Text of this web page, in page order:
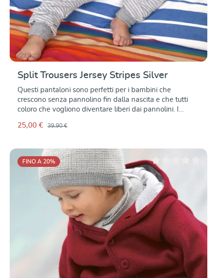
molto morbide e diventano rapidamente molto morbidi
e coccolosi. Buono a sapersi: La canapa può essere
coltivata in modo ecologico senza l'uso di il consumo di
acqua è basso e rende la canapa particolarmente
sostenibile. e la fibra è naturalmente pulita. 2a scelta -
con lievi imperfezioni
Split Trousers Jersey Stripes Silver
Questi pantaloni sono perfetti per i bambini che
crescono senza pannolino fin dalla nascita e che tutti
coloro che vogliono diventare liberi dai pannolini. I
tenuta o I pantaloni a zampa d'elefante hanno
bambino di per staccarsi e tenere facilmente il bambino.
A causa del taglio - l'apertura si estende dalla parte
posteriore alla cintura anteriore e il tessuto è
sovrapposizione - i pantaloni offrono una protezione e
un calore sufficienti, ma possono essere e calore, ma può
essere rapidamente separato. Modello a righe in jersey
Realizzato in 100% jersey di cotone biologico, coccoloso
e piacevole sulla pelle sulla pelle Taglio generoso per
un'ampia libertà di movimento Morbidi polsini
elasticizzati su pancia e gambe per una buona vestibilità
e un'altezza elevata. e un elevato comfort di utilizzo.
dalla taglia 62/68 alla 110/116
25,00 € 39,90 €
FINO A 20%
Valutazione media di